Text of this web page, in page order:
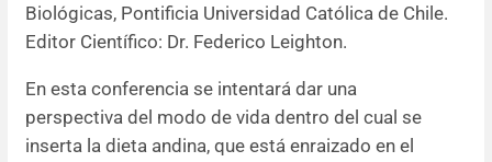
Editores
Resúmenes de congresos
Biológicas, Pontificia Universidad Católica de Chile.
Editor Científico: Dr. Federico Leighton.
En esta conferencia se intentará dar una
perspectiva del modo de vida dentro del cual se
inserta la dieta andina, que está enraizado en el